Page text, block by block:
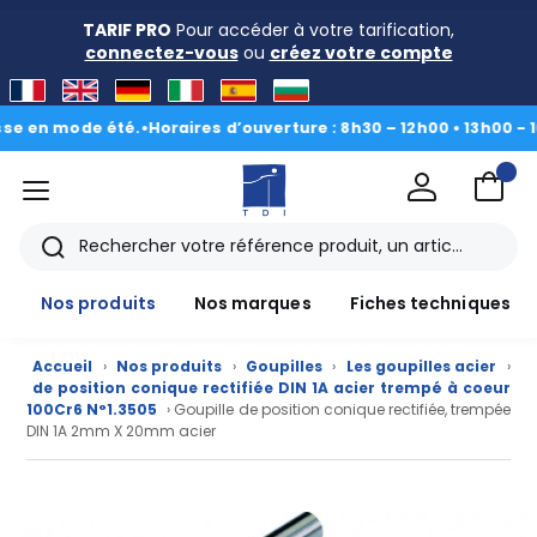
TARIF PRO Pour accéder à votre tarification,
connectez-vousou créez votre compte
mode été.•Horaires d’ouverture : 8h30 – 12h00 • 13h00 - 16h30 |
menu
Rechercher
Nos produits
Nos marques Fiches techniques
Accueil › Nos produits › Goupilles › Les goupilles acier
›
de position conique rectifiée DIN 1A acier trempé à coeur
100Cr6 N°1.3505 › Goupille de position conique rectifiée, trempée
DIN 1A 2mm X 20mm acier